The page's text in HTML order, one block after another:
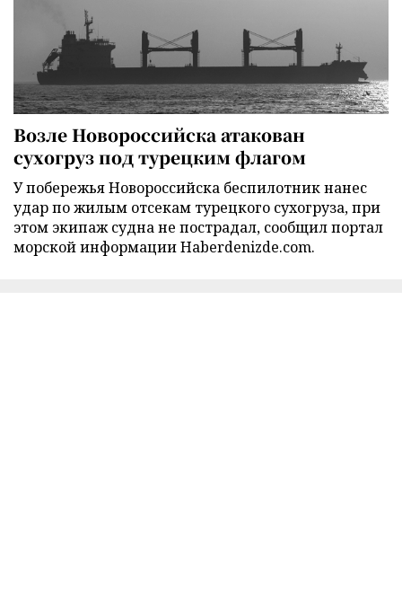
Возле Новороссийска атакован
сухогруз под турецким флагом
У побережья Новороссийска беспилотник нанес
удар по жилым отсекам турецкого сухогруза, при
этом экипаж судна не пострадал, сообщил портал
морской информации Haberdenizde.com.